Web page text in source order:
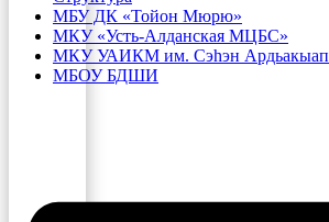
МБУ ДК «Тойон Мюрю»
МКУ «Усть-Алданская МЦБС»
МКУ УАИКМ им. Сэһэн Ардьакыап
МБОУ БДШИ